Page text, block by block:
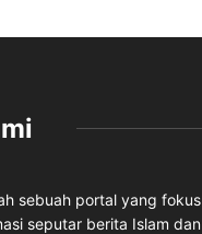
sebuah portal yang fokus
seputar berita Islam dan